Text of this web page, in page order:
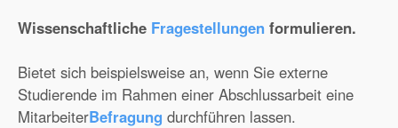
Wissenschaftliche Fragestellungen formulieren.
Bietet sich beispielsweise an, wenn Sie externe
Studierende im Rahmen einer Abschlussarbeit eine
MitarbeiterBefragung durchführen lassen.